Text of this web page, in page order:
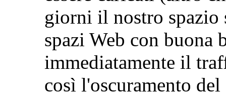
giorni il nostro spazio
spazi Web con buona
immediatamente il
così l'oscuramento